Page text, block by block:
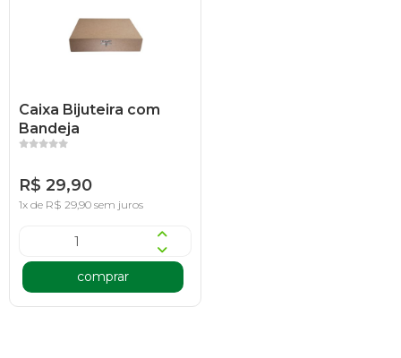
Caixa Bijuteira com
Bandeja
R$ 29,90
1x de R$ 29,90 sem juros
comprar